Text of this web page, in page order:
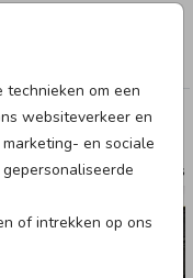
om een
websiteverkeer en
en sociale
of intrekken op ons
leuk